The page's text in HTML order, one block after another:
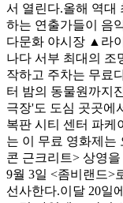
서 열린다.올해 역대
하는 연출가들이 음
다문화 야시장 ▲라
나다 서부 최대의 조
작하고 주차는 무료
터 밤의 동물원까지
극장'도 도심 곳곳에
복판 시티 센터 파케
는 이 무료 영화제는
콘 근크리트> 상영
9월 3일 <좀비랜드>
선사한다.이달 20일